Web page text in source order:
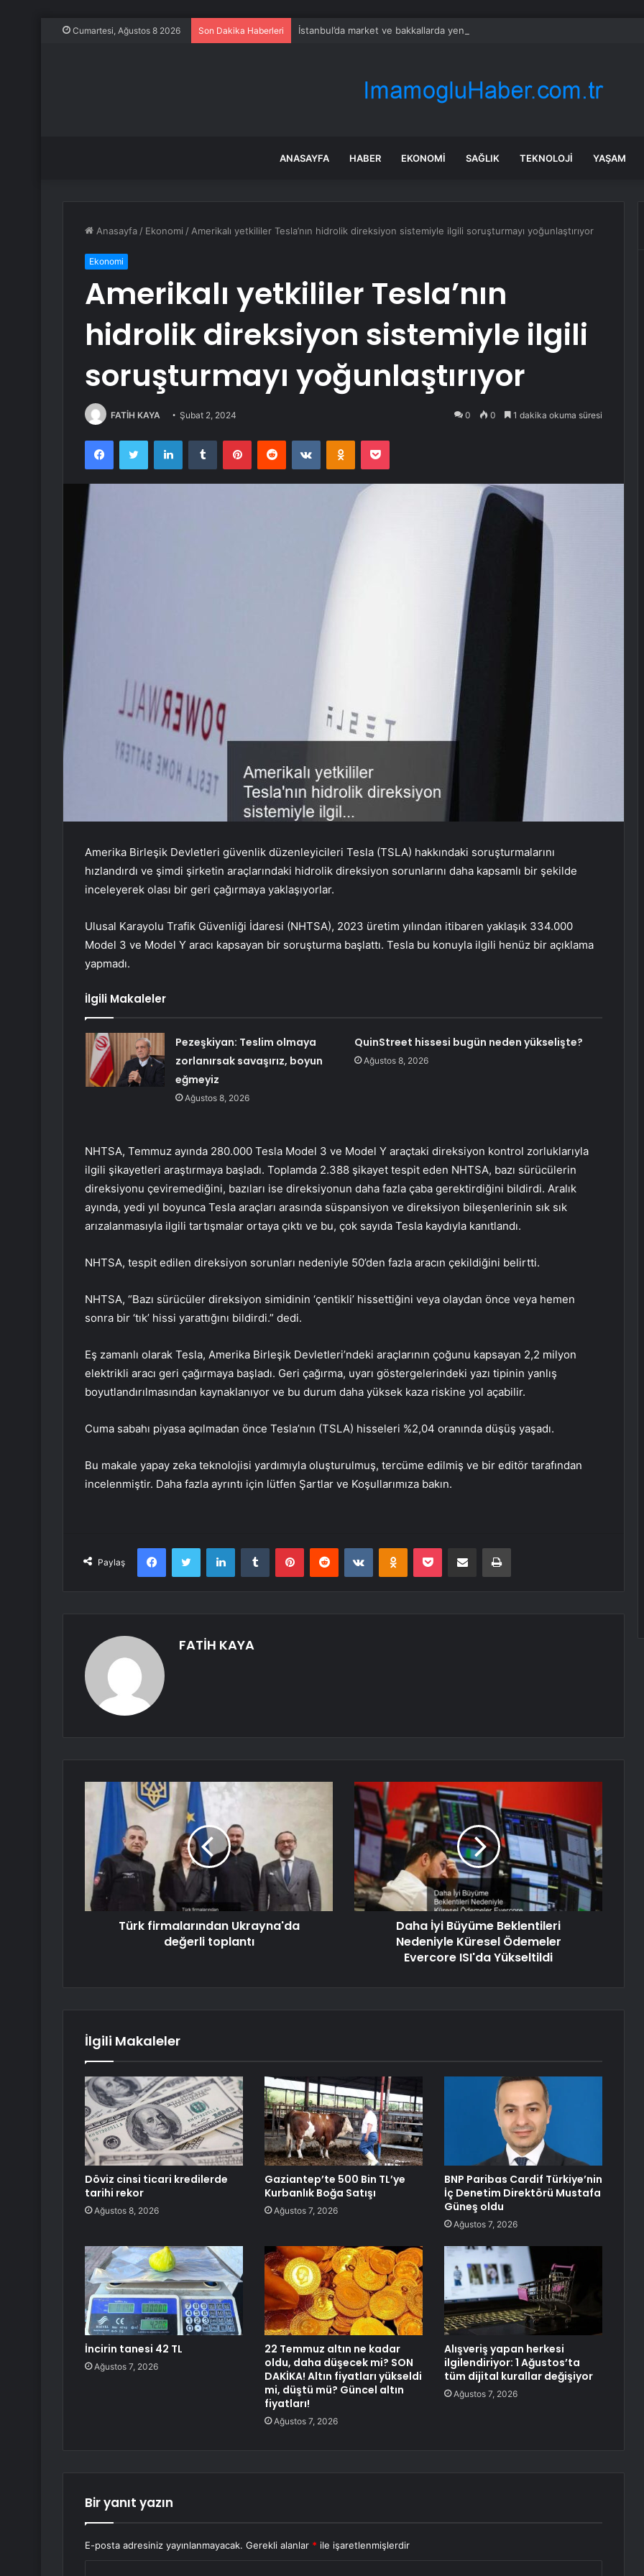
Cumartesi, Ağustos 8 2026 Son Dakika Haberleri İstanbul’da market ve bakkallarda yeni uygulama devreye girdi
ANASAYFA HABER EKONOMI SAĞLIK TEKNOLOJI YAŞAM
Anasayfa / Ekonomi / Amerikalı yetkililer Tesla’nın hidrolik direksiyon sistemiyle ilgili soruşturmayı yoğunlaştırıyor
Ekonomi
Amerikalı yetkililer Tesla’nın
hidrolik direksiyon sistemiyle ilgili
soruşturmayı yoğunlaştırıyor
FATİH KAYA Şubat 2, 2024 0 0 1 dakika okuma süresi
FacebookTwitter LinkedInTumblr PinterestReddit VKontakteOdnoklassniki
Pocket
Amerika Birleşik Devletleri güvenlik düzenleyicileri Tesla (TSLA) hakkındaki soruşturmalarını
hızlandırdı ve şimdi şirketin araçlarındaki hidrolik direksiyon sorunlarını daha kapsamlı bir şekilde
inceleyerek olası bir geri çağırmaya yaklaşıyorlar.
Ulusal Karayolu Trafik Güvenliği İdaresi (NHTSA), 2023 üretim yılından itibaren yaklaşık 334.000
Model 3 ve Model Y aracı kapsayan bir soruşturma başlattı. Tesla bu konuyla ilgili henüz bir açıklama
yapmadı.
İlgili Makaleler
Pezeşkiyan: Teslim olmaya
zorlanırsak savaşırız, boyun
eğmeyiz
Ağustos 8, 2026
QuinStreet hissesi bugün neden yükselişte?
Ağustos 8, 2026
NHTSA, Temmuz ayında 280.000 Tesla Model 3 ve Model Y araçtaki direksiyon kontrol zorluklarıyla
ilgili şikayetleri araştırmaya başladı. Toplamda 2.388 şikayet tespit eden NHTSA, bazı sürücülerin
direksiyonu çeviremediğini, bazıları ise direksiyonun daha fazla çaba gerektirdiğini bildirdi. Aralık
ayında, yedi yıl boyunca Tesla araçları arasında süspansiyon ve direksiyon bileşenlerinin sık sık
arızalanmasıyla ilgili tartışmalar ortaya çıktı ve bu, çok sayıda Tesla kaydıyla kanıtlandı.
NHTSA, tespit edilen direksiyon sorunları nedeniyle 50’den fazla aracın çekildiğini belirtti.
NHTSA, “Bazı sürücüler direksiyon simidinin ‘çentikli’ hissettiğini veya olaydan önce veya hemen
sonra bir ‘tık’ hissi yarattığını bildirdi.” dedi.
Eş zamanlı olarak Tesla, Amerika Birleşik Devletleri’ndeki araçlarının çoğunu kapsayan 2,2 milyon
elektrikli aracı geri çağırmaya başladı. Geri çağırma, uyarı göstergelerindeki yazı tipinin yanlış
boyutlandırılmasından kaynaklanıyor ve bu durum daha yüksek kaza riskine yol açabilir.
Cuma sabahı piyasa açılmadan önce Tesla’nın (TSLA) hisseleri %2,04 oranında düşüş yaşadı.
Bu makale yapay zeka teknolojisi yardımıyla oluşturulmuş, tercüme edilmiş ve bir editör tarafından
incelenmiştir. Daha fazla ayrıntı için lütfen Şartlar ve Koşullarımıza bakın.
Paylaş
FacebookTwitter LinkedInTumblr PinterestReddit VKontakteOdnoklassniki
Pocket E-Posta ile paylaş Yazdır
FATİH KAYA
Türk firmalarından Ukrayna'da
değerli toplantı
Daha İyi Büyüme Beklentileri
Nedeniyle Küresel Ödemeler
Evercore ISI'da Yükseltildi
İlgili Makaleler
Döviz cinsi ticari kredilerde
tarihi rekor
Ağustos 8, 2026
Gaziantep’te 500 Bin TL’ye
Kurbanlık Boğa Satışı
Ağustos 7, 2026
BNP Paribas Cardif Türkiye’nin
İç Denetim Direktörü Mustafa
Güneş oldu
Ağustos 7, 2026
İncirin tanesi 42 TL
Ağustos 7, 2026
22 Temmuz altın ne kadar
oldu, daha düşecek mi? SON
DAKİKA! Altın fiyatları yükseldi
mi, düştü mü? Güncel altın
fiyatları!
Ağustos 7, 2026
Alışveriş yapan herkesi
ilgilendiriyor: 1 Ağustos’ta
tüm dijital kurallar değişiyor
Ağustos 7, 2026
Bir yanıt yazın
E-posta adresiniz yayınlanmayacak. Gerekli alanlar * ile işaretlenmişlerdir